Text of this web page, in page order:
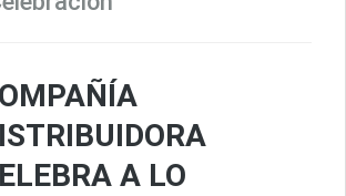
A LO